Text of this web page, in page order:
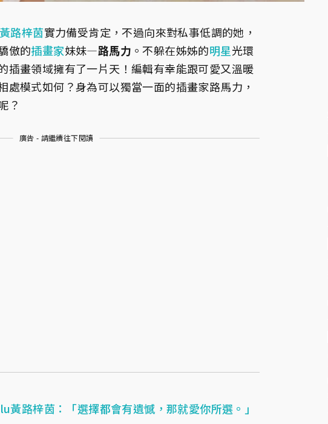
路梓茵實力備受肯定，不過向來對私事低調的她，
傲的插畫家妹妹—路馬力 。不躲在姊姊的明星光環
插畫領域擁有了一片天！編輯有幸能跟可愛又溫暖
處模式如何？身為可以獨當一面的插畫家路馬力，
？
廣告 - 請繼續往下閱讀
黃路梓茵：「選擇都會有遺憾，那就愛你所選。」